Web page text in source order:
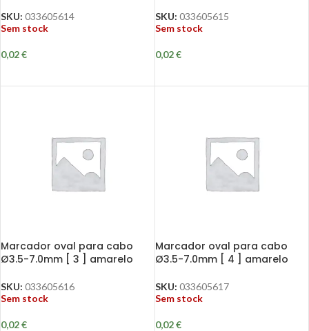
SKU: 033605614
Sem stock
0,02€
SKU: 033605615
Sem stock
0,02€
Marcador oval para cabo
Ø3.5-7.0mm [ 3 ] amarelo
SKU: 033605616
Sem stock
0,02€
Marcador oval para cabo
Ø3.5-7.0mm [ 4 ] amarelo
SKU: 033605617
Sem stock
0,02€